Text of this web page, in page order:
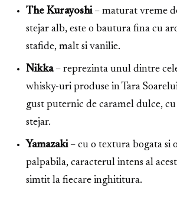
The Kurayoshi– maturat vreme
stejar alb, este o bautura fina cu
stafide, malt si vanilie.
Nikka– reprezinta unul dintre
whisky-uri produse in Tara
gust puternic de caramel dulce, cu
stejar.
Yamazaki– cu o textura bogata si
palpabila, caracterul intens al
simtit la fiecare inghititura.